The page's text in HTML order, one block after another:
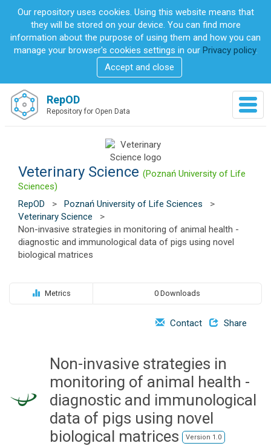
m
Our repository uses cookies. Using this website means that
they will be stored on your device. You can find more
information about the purpose of using them and how you can
manage your browser's cookies settings in our Privacy policy.
Accept and close
T
o
RepOD
Repository for Open Data
Veterinary Science (Poznań University of Life
Sciences)
RepOD
> Poznań University of Life Sciences
>
Veterinary Science
>
Non-invasive strategies in monitoring of animal health -
diagnostic and immunological data of pigs using novel
biological matrices
Metrics 0 Downloads
Contact Share
Non-invasive strategies in
monitoring of animal health -
diagnostic and immunological
data of pigs using novel
biological matrices
Version 1.0